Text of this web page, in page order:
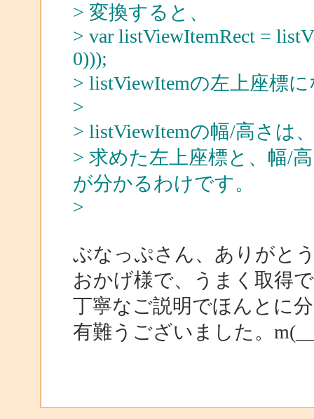
> 変換すると、
> var listViewItemRect =
0)));
> listViewItemの左上座標
>
> listViewItemの幅/高さは
> 求めた左上座標と、幅/
が分かるわけです。
>
ぶなっぷさん、ありがと
おかげ様で、うまく取得
丁寧なご説明でほんとに
有難うございました。